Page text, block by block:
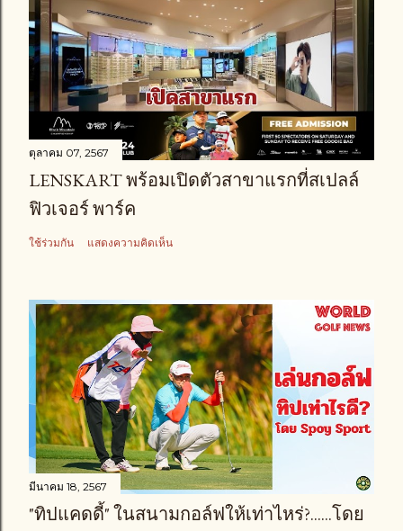
ตุลาคม 07, 2567
LENSKART พร้อมเปิดตัวสาขาแรกที่สเปลล์
ฟิวเจอร์ พาร์ค
ใช้ร่วมกัน แสดงความคิดเห็น
มีนาคม 18, 2567
"ทิปแคดดี้" ในสนามกอล์ฟให้เท่าไหร่?......โดย